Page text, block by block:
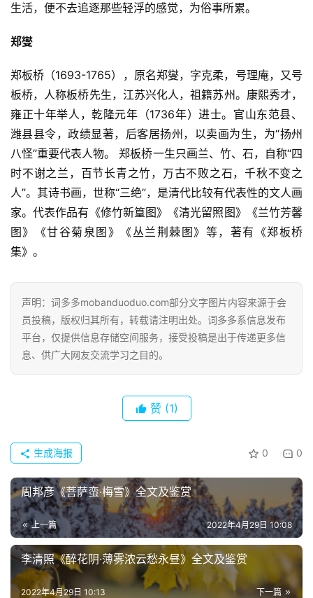
首
页
好
句
经
典
歌
词
古
生活，便不去追逐那些轻浮的感觉，为俗事所累。
郑燮
郑板桥（1693-1765），原名郑燮，字克柔，号理庵，又号
板桥，人称板桥先生，江苏兴化人，祖籍苏州。康熙秀才，
雍正十年举人，乾隆元年（1736年）进士。官山东范县、
潍县县令，政绩显著，后客居扬州，以卖画为生，为“扬州
八怪”重要代表人物。 郑板桥一生只画兰、竹、石，自称“四
时不谢之兰，百节长青之竹，万古不败之石，千秋不变之
人”。其诗书画，世称“三绝”，是清代比较有代表性的文人画
家。代表作品有《修竹新篁图》《清光留照图》《兰竹芳馨
图》《甘谷菊泉图》《丛兰荆棘图》等，著有《郑板桥
集》。
声明：词多多mobanduoduo.com部分文字图片内容来源于会
员投稿，版权归其所有，转载请注明出处。词多多系信息发布
平台，仅提供信息存储空间服务，接受投稿是出于传递更多信
息、供广大网友交流学习之目的。
赞 (1)
0 0
生成海报
周邦彦《菩萨蛮·梅雪》全文及鉴赏
上一篇 2022年4月29日 10:08
李清照《醉花阴·薄雾浓云愁永昼》全文及鉴赏
下一篇
2022年4月29日 10:13